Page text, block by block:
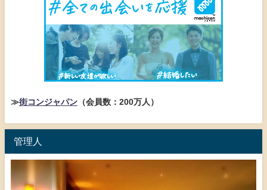
≫街コンジャパン （会員数：200万人）
管理人